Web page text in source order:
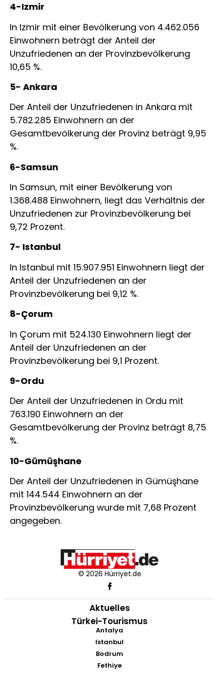
4-Izmir
In Izmir mit einer Bevölkerung von 4.462.056
Einwohnern beträgt der Anteil der
Unzufriedenen an der Provinzbevölkerung
10,65 %.
5- Ankara
Der Anteil der Unzufriedenen in Ankara mit
5.782.285 Einwohnern an der
Gesamtbevölkerung der Provinz beträgt 9,95
%.
6-Samsun
In Samsun, mit einer Bevölkerung von
1.368.488 Einwohnern, liegt das Verhältnis der
Unzufriedenen zur Provinzbevölkerung bei
9,72 Prozent.
7- Istanbul
In Istanbul mit 15.907.951 Einwohnern liegt der
Anteil der Unzufriedenen an der
Provinzbevölkerung bei 9,12 %.
8-Çorum
In Çorum mit 524.130 Einwohnern liegt der
Anteil der Unzufriedenen an der
Provinzbevölkerung bei 9,1 Prozent.
9-Ordu
Der Anteil der Unzufriedenen in Ordu mit
763.190 Einwohnern an der
Gesamtbevölkerung der Provinz beträgt 8,75
%.
10-Gümüşhane
Der Anteil der Unzufriedenen in Gümüşhane
mit 144.544 Einwohnern an der
Provinzbevölkerung wurde mit 7,68 Prozent
angegeben.
© 2026 Hürriyet.de
Aktuelles
Türkei-Tourismus
Antalya
Istanbul
Bodrum
Fethiye